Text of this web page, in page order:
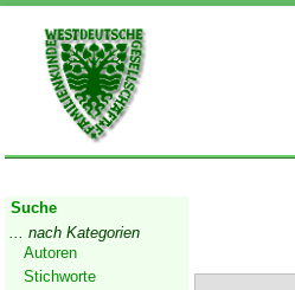
Suche
... nach Kategorien
Autoren
Stichworte